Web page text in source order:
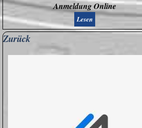
Anmeldung Online
Lesen
Block überspringen Zurück
Zurück